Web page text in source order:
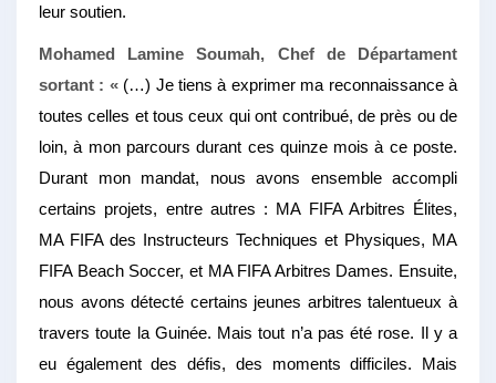
leur soutien.
Mohamed Lamine Soumah, Chef de Départament
sortant : « (…) Je tiens à exprimer ma reconnaissance à
toutes celles et tous ceux qui ont contribué, de près ou de
loin, à mon parcours durant ces quinze mois à ce poste.
Durant mon mandat, nous avons ensemble accompli
certains projets, entre autres : MA FIFA Arbitres Élites,
MA FIFA des Instructeurs Techniques et Physiques, MA
FIFA Beach Soccer, et MA FIFA Arbitres Dames. Ensuite,
nous avons détecté certains jeunes arbitres talentueux à
travers toute la Guinée. Mais tout n’a pas été rose. Il y a
eu également des défis, des moments difficiles. Mais